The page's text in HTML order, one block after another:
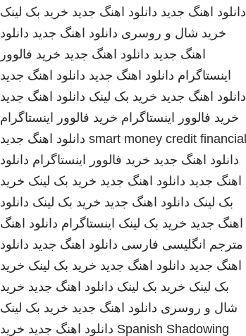
دانلود اهنگ جدید دانلود اهنگ جدید خرید بک لینک
خرید شال و روسری دانلود اهنگ جدید دانلود
اهنگ جدید دانلود اهنگ جدید خرید فالوور
اینستاگرام دانلود اهنگ جدید دانلود اهنگ جدید
دانلود اهنگ جدید خرید بک لینک دانلود اهنگ جدید
خرید فالوور اینستاگرام خرید فالوور اینستاگرام
smart money credit financial دانلود اهنگ جدید
دانلود اهنگ جدید خرید فالوور اینستاگرام دانلود
اهنگ جدید دانلود اهنگ جدید خرید بک لینک خرید
بک لینک دانلود اهنگ جدید خرید بک لینک دانلود
اهنگ جدید خرید بک لینک اینستاگرام دانلود اهنگ
مترجم انگلیسی فارسی دانلود اهنگ جدید دانلود
اهنگ جدید دانلود اهنگ جدید خرید بک لینک خرید
بک لینک خرید بک لینک دانلود اهنگ جدید خرید
شال و روسری دانلود اهنگ جدید خرید بک لینک
Spanish Shadowing دانلود اهنگ جدید خرید